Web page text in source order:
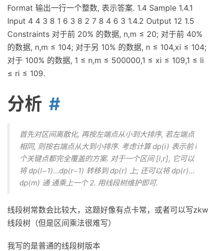
Format 输出一行一个整数, 表示答案. 1.4 Sample 1.4.1
Input 4 4 3 8 1 6 3 8 2 7 8 4 6 3 1.4.2 Output 12 1.5
Constraints 对于前 20% 的数据, n,m ≤ 20; 对于前 40%
的数据, n,m ≤ 104; 对于另 10% 的数据, n ≤ 104,xi ≤ 104;
对于 100% 的数据, 1 ≤ n,m ≤ 500000,1 ≤ xi ≤ 109,1 ≤ li
≤ ri ≤ 109.
分析
首先对区间离散化, 再按左端点从小到大排序, 若左端点
相同, 则按右端点从大到小排序. 考虑计算 dp(i) 表示前 i
个关键点都完全覆盖的方案. 对于一个区间 [l,r], 它可以
将 dp(l−1)…dp(r−1) 转移到 dp(r) 上; 还可以将 dp(r)…
dp(m) 通 通乘上一个 2. 用线段树维护即可.
线段树常数会比较大，这题好像有点卡常，或者可以写zkw
线段树（但是区间乘法很难写）
我写的是普通的线段树版本